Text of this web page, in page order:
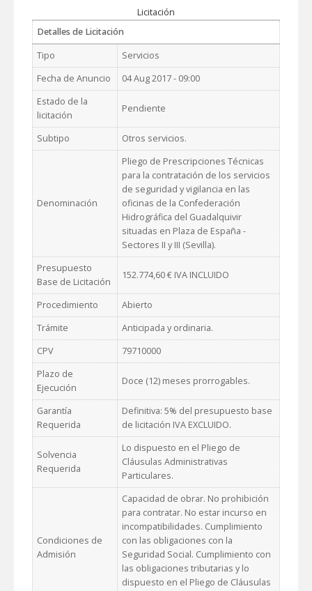
Licitación
Detalles de Licitación
Tipo
Servicios
Fecha de Anuncio
04 Aug 2017 - 09:00
Estado de la
licitación
Pendiente
Subtipo Otros servicios.
Denominación
Pliego de Prescripciones Técnicas
para la contratación de los servicios
de seguridad y vigilancia en las
oficinas de la Confederación
Hidrográfica del Guadalquivir
situadas en Plaza de España -
Sectores II y III (Sevilla).
Presupuesto
Base de Licitación
152.774,60 € IVA INCLUIDO
Procedimiento
Abierto
Trámite
Anticipada y ordinaria.
CPV
79710000
Plazo de
Ejecución
Doce (12) meses prorrogables.
Garantía
Requerida
Definitiva: 5% del presupuesto base
de licitación IVA EXCLUIDO.
Solvencia
Requerida
Lo dispuesto en el Pliego de
Cláusulas Administrativas
Particulares.
Condiciones de
Admisión
Capacidad de obrar. No prohibición
para contratar. No estar incurso en
incompatibilidades. Cumplimiento
con las obligaciones con la
Seguridad Social. Cumplimiento con
las obligaciones tributarias y lo
dispuesto en el Pliego de Cláusulas